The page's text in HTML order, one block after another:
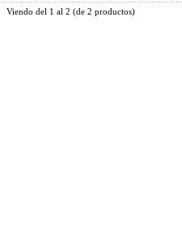
Viendo del 1 al 2 (de 2 productos)